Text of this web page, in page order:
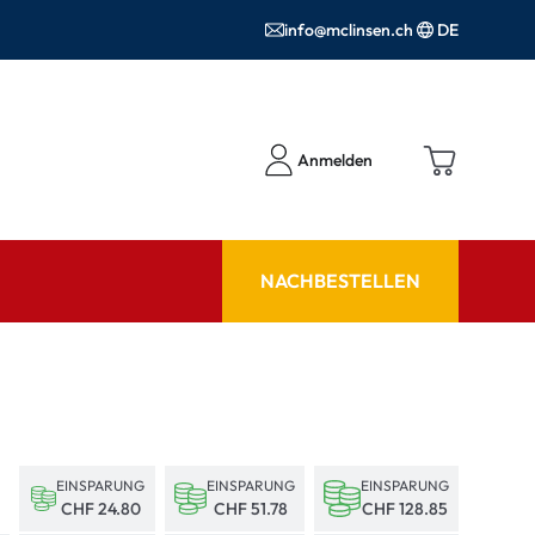
info@mclinsen.ch DE
Anmelden
NACHBESTELLEN
EINSPARUNG
CHF 24.80
EINSPARUNG
CHF 51.78
EINSPARUNG
CHF 128.85